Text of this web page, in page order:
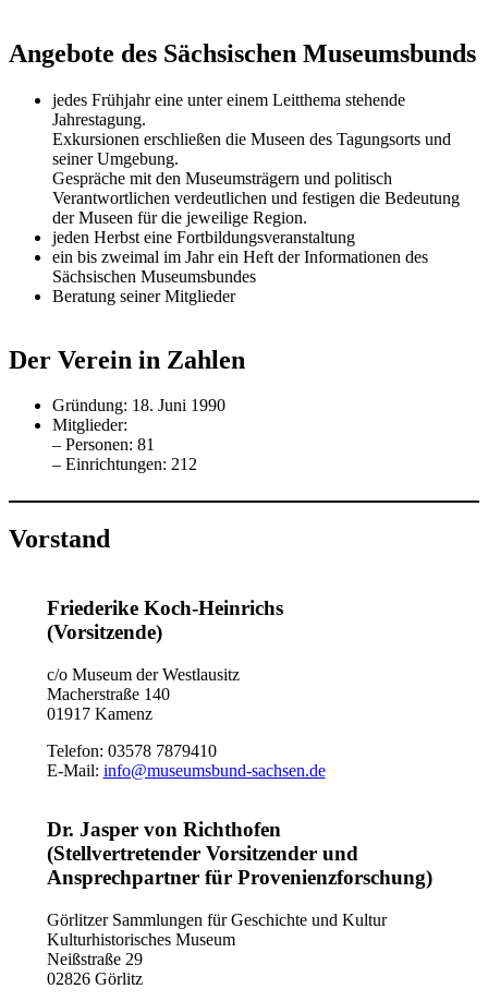
Angebote des Sächsischen Museumsbunds
jedes Frühjahr eine unter einem Leitthema stehende
Jahrestagung.
Exkursionen erschließen die Museen des Tagungsorts und
seiner Umgebung.
Gespräche mit den Museumsträgern und politisch
Verantwortlichen verdeutlichen und festigen die Bedeutung
der Museen für die jeweilige Region.
jeden Herbst eine Fortbildungsveranstaltung
ein bis zweimal im Jahr ein Heft der Informationen des
Sächsischen Museumsbundes
Beratung seiner Mitglieder
Der Verein in Zahlen
Gründung: 18. Juni 1990
Mitglieder:
– Personen: 81
– Einrichtungen: 212
Vorstand
Friederike Koch-Heinrichs
(Vorsitzende)
c/o Museum der Westlausitz
Macherstraße 140
01917 Kamenz
Telefon: 03578 7879410
E-Mail: info@museumsbund-sachsen.de
Dr. Jasper von Richthofen
(Stellvertretender Vorsitzender und
Ansprechpartner für Provenienzforschung)
Görlitzer Sammlungen für Geschichte und Kultur
Kulturhistorisches Museum
Neißstraße 29
02826 Görlitz